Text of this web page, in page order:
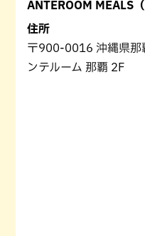
ANTEROOM MEALS
住所
〒900-0016 沖縄県那
ンテルーム 那覇 2F